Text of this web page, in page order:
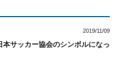
2019/11/09
本サッカー協会のシンボルになっ